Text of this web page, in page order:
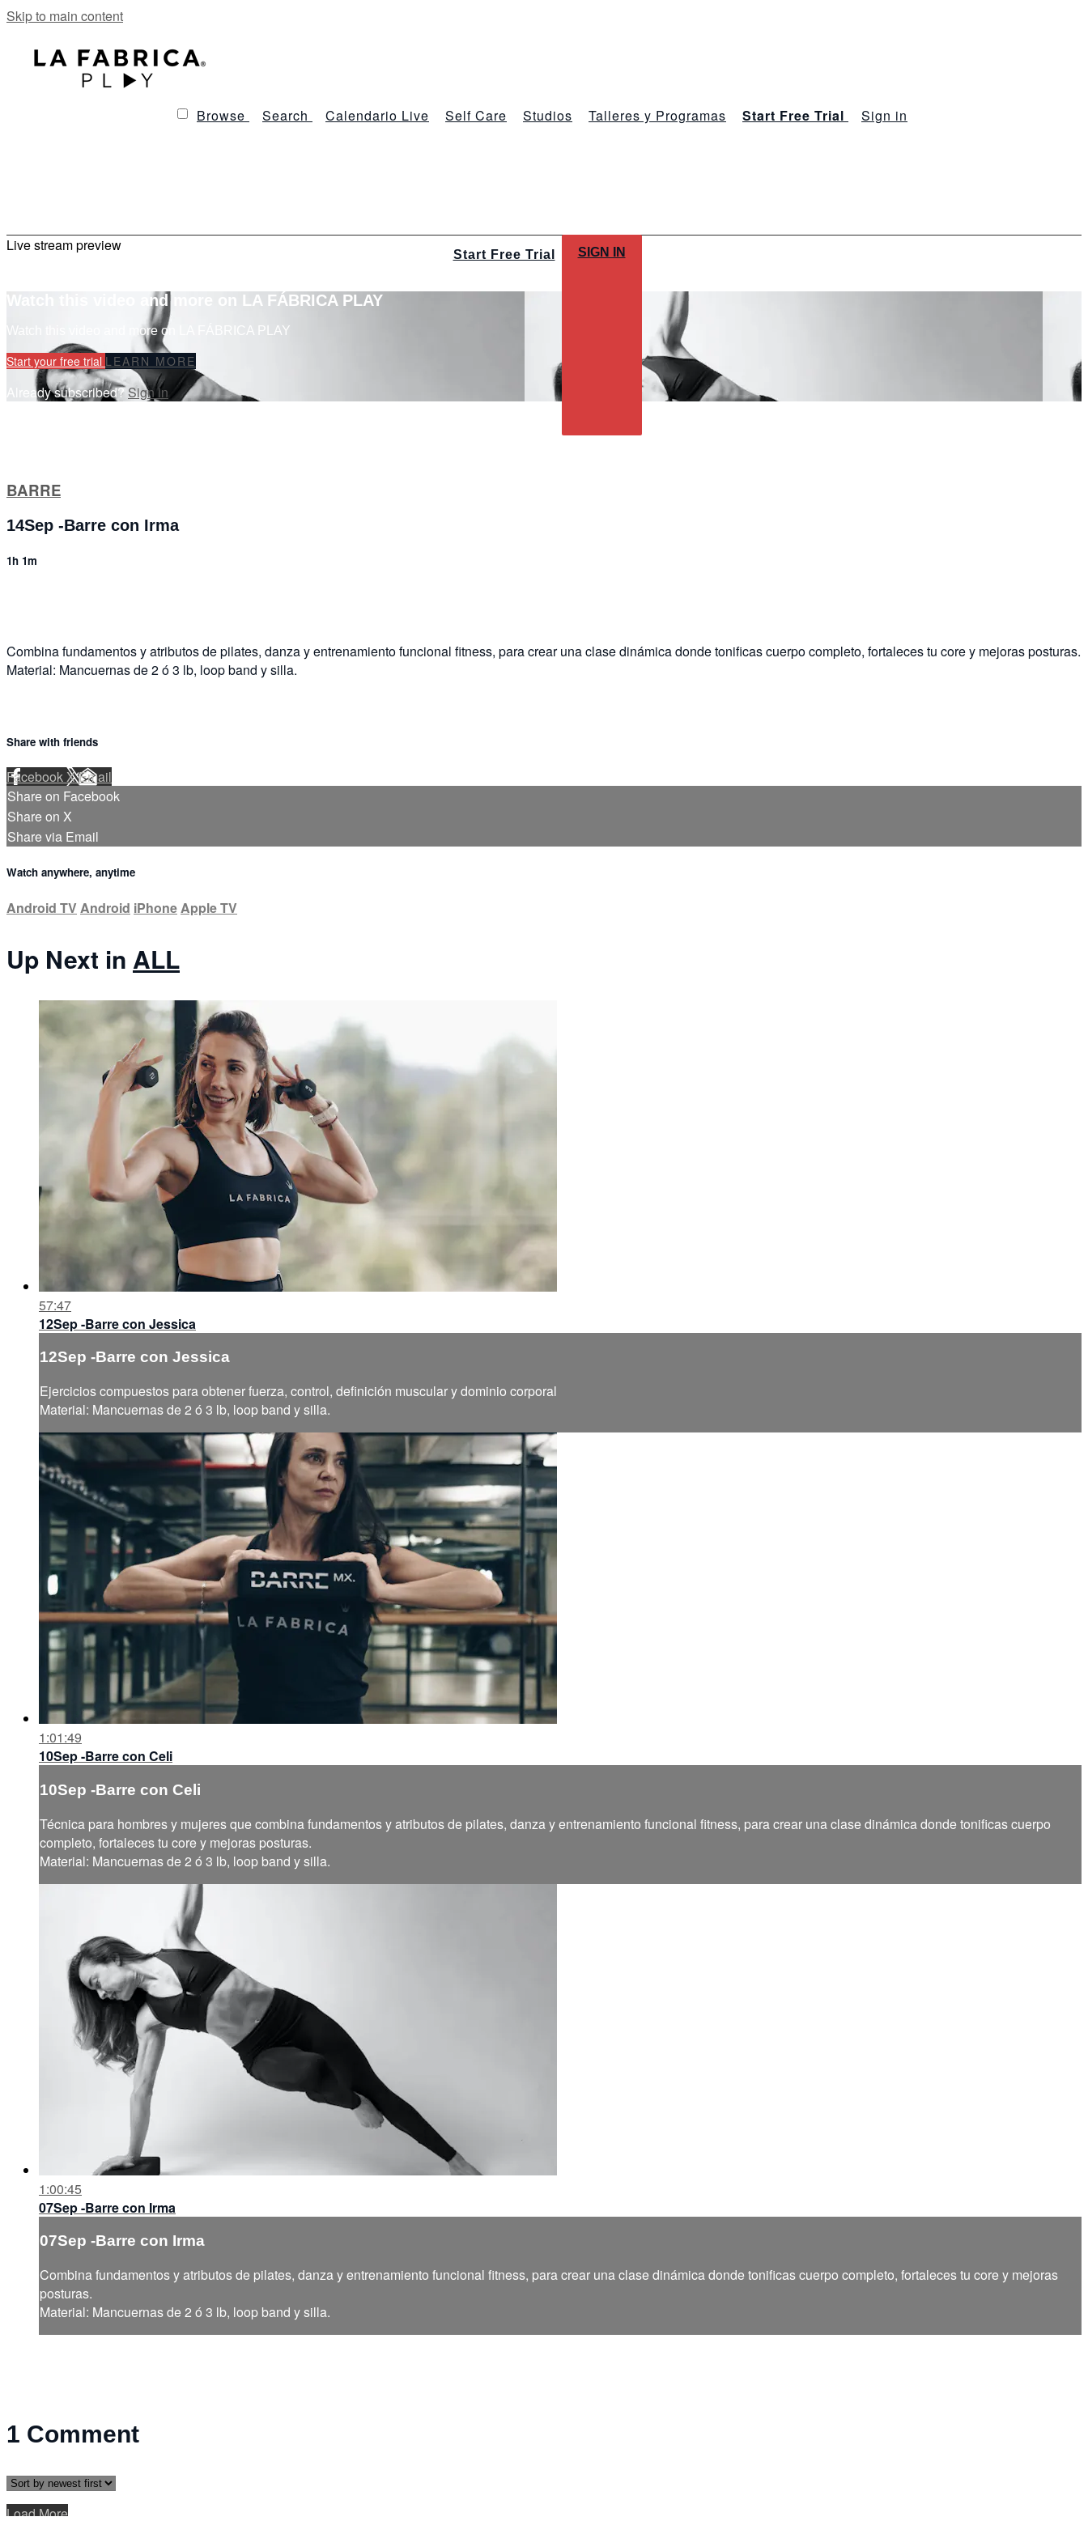
Skip to main content
Browse Search Calendario Live Self Care Studios Talleres y Programas Start Free Trial Sign in
Start Free Trial SIGN IN
Live stream preview
Watch this video and more on LA FÁBRICA PLAY
Watch this video and more on LA FÁBRICA PLAY
Start your free trial LEARN MORE
Already subscribed?Sign in
BARRE
14Sep -Barre con Irma
1h 1m
Combina fundamentos y atributos de pilates, danza y entrenamiento funcional fitness, para crear una clase dinámica donde tonificas cuerpo completo, fortaleces tu core y mejoras posturas.
Material: Mancuernas de 2 ó 3 lb, loop band y silla.
Share with friends
FacebookXEmail
Share on Facebook
Share on X
Share via Email
Watch anywhere, anytime
Android TV Android iPhoneApple TV
Up Next in ALL
57:47
12Sep -Barre con Jessica
12Sep -Barre con Jessica
Ejercicios compuestos para obtener fuerza, control, definición muscular y dominio corporal
Material: Mancuernas de 2 ó 3 lb, loop band y silla.
1:01:49
10Sep -Barre con Celi
10Sep -Barre con Celi
Técnica para hombres y mujeres que combina fundamentos y atributos de pilates, danza y entrenamiento funcional fitness, para crear una clase dinámica donde tonificas cuerpo
completo, fortaleces tu core y mejoras posturas.
Material: Mancuernas de 2 ó 3 lb, loop band y silla.
1:00:45
07Sep -Barre con Irma
07Sep -Barre con Irma
Combina fundamentos y atributos de pilates, danza y entrenamiento funcional fitness, para crear una clase dinámica donde tonificas cuerpo completo, fortaleces tu core y mejoras
posturas.
Material: Mancuernas de 2 ó 3 lb, loop band y silla.
1 Comment
Load More